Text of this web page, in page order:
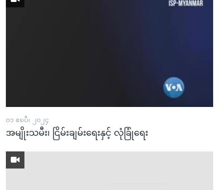
၀၁ ဧၿပီ၊ ၂၀၂၄
အမျိုးသမီး၊ ငြိမ်းချမ်းရေးနှင့် လုံခြုံရေး